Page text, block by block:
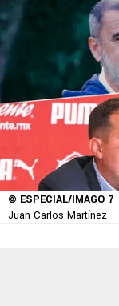
© ESPECIAL/IMAGO 7
Juan Carlos Martínez